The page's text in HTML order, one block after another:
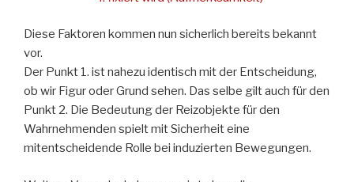
Diese Faktoren kommen nun sicherlich bereits bekannt
vor.
Der Punkt 1. ist nahezu identisch mit der Entscheidung,
ob wir Figur oder Grund sehen. Das selbe gilt auch für den
Punkt 2. Die Bedeutung der Reizobjekte für den
Wahrnehmenden spielt mit Sicherheit eine
mitentscheidende Rolle bei induzierten Bewegungen.